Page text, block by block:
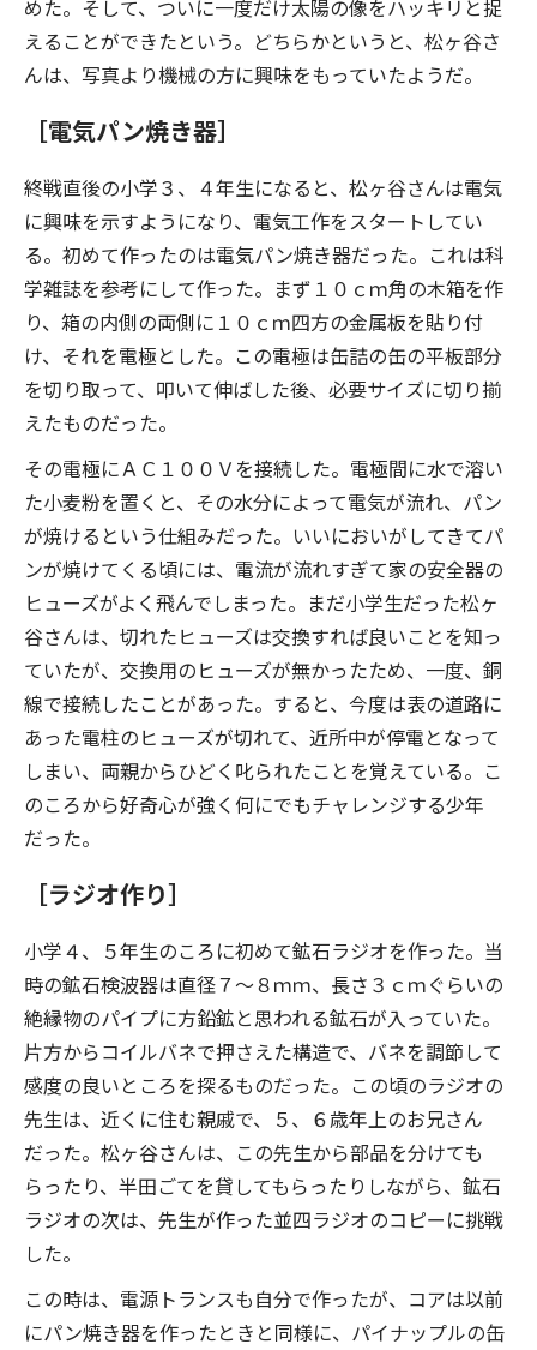
めた。そして、ついに一度だけ太陽の像をハッキリと捉
えることができたという。どちらかというと、松ヶ谷さ
んは、写真より機械の方に興味をもっていたようだ。
［電気パン焼き器］
終戦直後の小学３、４年生になると、松ヶ谷さんは電気
に興味を示すようになり、電気工作をスタートしてい
る。初めて作ったのは電気パン焼き器だった。これは科
学雑誌を参考にして作った。まず１０ｃｍ角の木箱を作
り、箱の内側の両側に１０ｃｍ四方の金属板を貼り付
け、それを電極とした。この電極は缶詰の缶の平板部分
を切り取って、叩いて伸ばした後、必要サイズに切り揃
えたものだった。
その電極にＡＣ１００Ｖを接続した。電極間に水で溶い
た小麦粉を置くと、その水分によって電気が流れ、パン
が焼けるという仕組みだった。いいにおいがしてきてパ
ンが焼けてくる頃には、電流が流れすぎて家の安全器の
ヒューズがよく飛んでしまった。まだ小学生だった松ヶ
谷さんは、切れたヒューズは交換すれば良いことを知っ
ていたが、交換用のヒューズが無かったため、一度、銅
線で接続したことがあった。すると、今度は表の道路に
あった電柱のヒューズが切れて、近所中が停電となって
しまい、両親からひどく叱られたことを覚えている。こ
のころから好奇心が強く何にでもチャレンジする少年
だった。
［ラジオ作り］
小学４、５年生のころに初めて鉱石ラジオを作った。当
時の鉱石検波器は直径７〜８ｍｍ、長さ３ｃｍぐらいの
絶縁物のパイプに方鉛鉱と思われる鉱石が入っていた。
片方からコイルバネで押さえた構造で、バネを調節して
感度の良いところを探るものだった。この頃のラジオの
先生は、近くに住む親戚で、５、６歳年上のお兄さん
だった。松ヶ谷さんは、この先生から部品を分けても
らったり、半田ごてを貸してもらったりしながら、鉱石
ラジオの次は、先生が作った並四ラジオのコピーに挑戦
した。
この時は、電源トランスも自分で作ったが、コアは以前
にパン焼き器を作ったときと同様に、パイナップルの缶